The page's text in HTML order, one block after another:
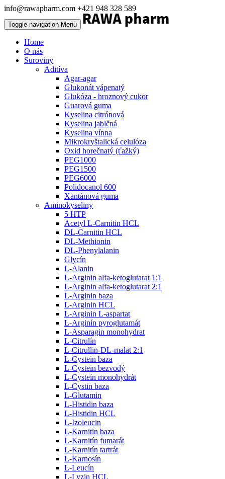
info@rawapharm.com +421 948 328 589
Toggle navigation Menu
Home
O nás
Suroviny
Aditíva
Agar-agar
Glukonát vápenatý
Glukóza - hroznový cukor
Guarová guma
Kyselina citrónová
Kyselina jablčná
Kyselina vínna
Mikrokryštalická celulóza
Oxid horečnatý (ťažký)
PEG1000
PEG1500
PEG6000
Polidocanol 600
Xantánová guma
Aminokyseliny
5 HTP
Acetyl L-Carnitin HCL
DL-Carnitin HCL
DL-Methionin
DL-Phenylalanin
Glycín
L-Alanin
L-Arginin alfa-ketoglutarat 1:1
L-Arginin alfa-ketoglutarat 2:1
L-Arginin baza
L-Arginin HCL
L-Arginin L-aspartat
L-Arginín pyroglutamát
L-Asparagin monohydrat
L-Citrulín
L-Citrullin-DL-malat 2:1
L-Cystein baza
L-Cystein bezvodý
L-Cysteín monohydrát
L-Cystin baza
L-Glutamin
L-Histidin baza
L-Histidin HCL
L-Izoleucin
L-Karnitin baza
L-Karnitín fumarát
L-Karnitín tartrát
L-Karnosín
L-Leucín
L-Lyzin HCL